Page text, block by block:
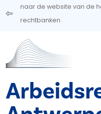
naar de website van de
rechtbanken